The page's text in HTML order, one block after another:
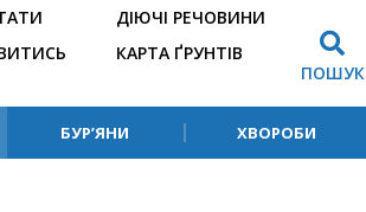
ДІЮЧІ РЕЧОВИНИ
КАРТА ҐРУНТІВ
ПОШУК
БУР’ЯНИ ХВОРОБИ